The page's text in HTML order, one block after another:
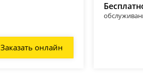
Заказать онлайн